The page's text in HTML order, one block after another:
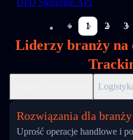
DPD Śledzenie API
1 2 3
Liderzy branży na
Rozwiązania dla
Uprość operacje handlowe i